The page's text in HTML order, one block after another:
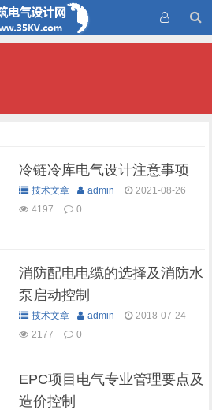
冷链冷库电气设计注意事项
技术文章 admin
2021-08-26
4197
0
消防配电电缆的选择及消防水
泵启动控制
技术文章 admin
2018-07-24
2177
0
EPC项目电气专业管理要点及
造价控制